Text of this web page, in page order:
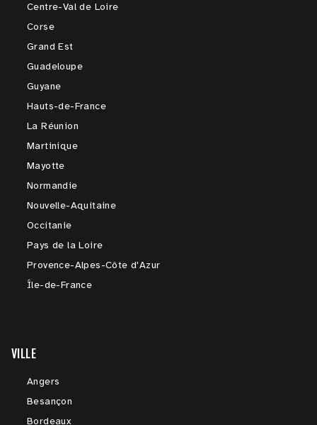
Centre-Val de Loire
Corse
Grand Est
Guadeloupe
Guyane
Hauts-de-France
La Réunion
Martinique
Mayotte
Normandie
Nouvelle-Aquitaine
Occitanie
Pays de la Loire
Provence-Alpes-Côte d'Azur
Île-de-France
VILLE
Angers
Besançon
Bordeaux